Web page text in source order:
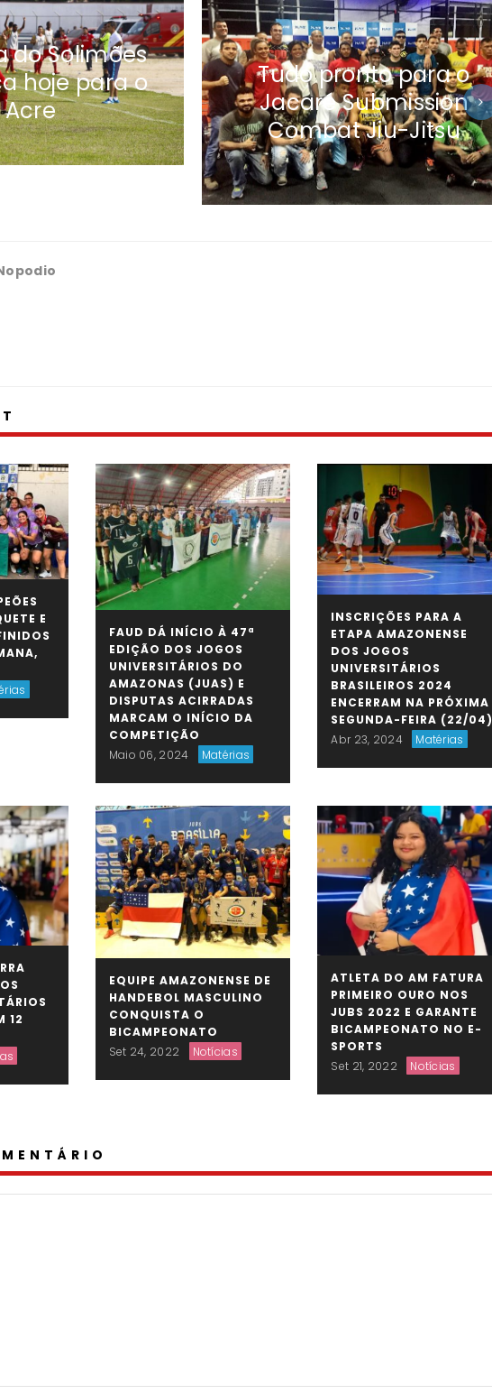
do Solimões
hoje para o
Acre
Tudo pronto para o
Jacaré Submission
Combat Jiu-Jitsu
E
FAUD DÁ INÍCIO À 47ª
EDIÇÃO DOS JOGOS
UNIVERSITÁRIOS DO
AMAZONAS (JUAS) E
DISPUTAS ACIRRADAS
MARCAM O INÍCIO DA
COMPETIÇÃO
Maio 06, 2024
Matérias
INSCRIÇÕES PARA A
ETAPA AMAZONENSE
DOS JOGOS
UNIVERSITÁRIOS
BRASILEIROS 2024
ENCERRAM NA PRÓXIMA
SEGUNDA-FEIRA (22/04)
Abr 23, 2024
Matérias
12
EQUIPE AMAZONENSE DE
HANDEBOL MASCULINO
CONQUISTA O
BICAMPEONATO
Set 24, 2022
Notícias
ATLETA DO AM FATURA
PRIMEIRO OURO NOS
JUBS 2022 E GARANTE
BICAMPEONATO NO E-
SPORTS
Set 21, 2022
Notícias